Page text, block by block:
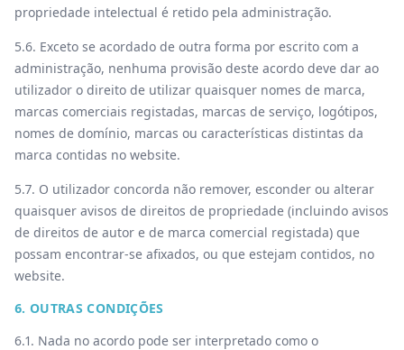
propriedade intelectual é retido pela administração.
5.6. Exceto se acordado de outra forma por escrito com a
administração, nenhuma provisão deste acordo deve dar ao
utilizador o direito de utilizar quaisquer nomes de marca,
marcas comerciais registadas, marcas de serviço, logótipos,
nomes de domínio, marcas ou características distintas da
marca contidas no website.
5.7. O utilizador concorda não remover, esconder ou alterar
quaisquer avisos de direitos de propriedade (incluindo avisos
de direitos de autor e de marca comercial registada) que
possam encontrar-se afixados, ou que estejam contidos, no
website.
6. OUTRAS CONDIÇÕES
6.1. Nada no acordo pode ser interpretado como o